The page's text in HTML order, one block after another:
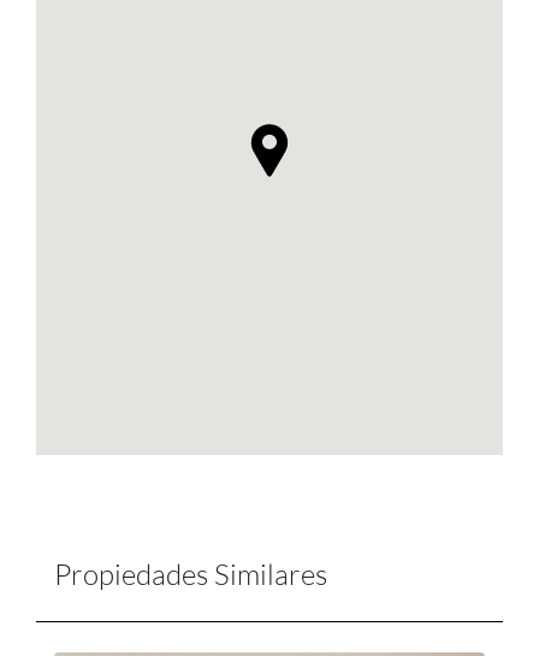
Propiedades Similares